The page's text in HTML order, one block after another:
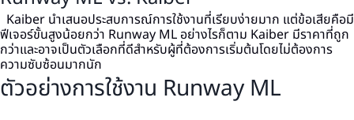
Kaiber นำเสนอประสบการณ์การใช้งานที่เรียบง่ายมาก แต่ข้อเสียคือมี
ฟีเจอร์ขั้นสูงน้อยกว่า Runway ML อย่างไรก็ตาม Kaiber มีราคาที่ถูก
กว่าและอาจเป็นตัวเลือกที่ดีสำหรับผู้ที่ต้องการเริ่มต้นโดยไม่ต้องการ
ความซับซ้อนมากนัก
ตัวอย่างการใช้งาน Runway ML